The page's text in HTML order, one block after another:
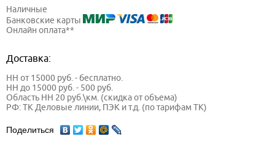
Наличные
Банковские карты
Онлайн оплата**
Доставка:
НН от 15000 руб. - бесплатно.
НН до 15000 руб. - 500 руб.
Область НН 20 руб.\км. (скидка от объема)
РФ: ТК Деловые линии, ПЭК и т.д. (по тарифам ТК)
Поделиться